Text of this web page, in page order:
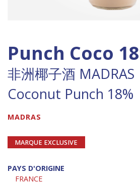
Punch Coco
非洲椰子酒 MADRAS
Coconut Punch 18%
MADRAS
MARQUE EXCLUSIVE
PAYS D'ORIGINE
FRANCE